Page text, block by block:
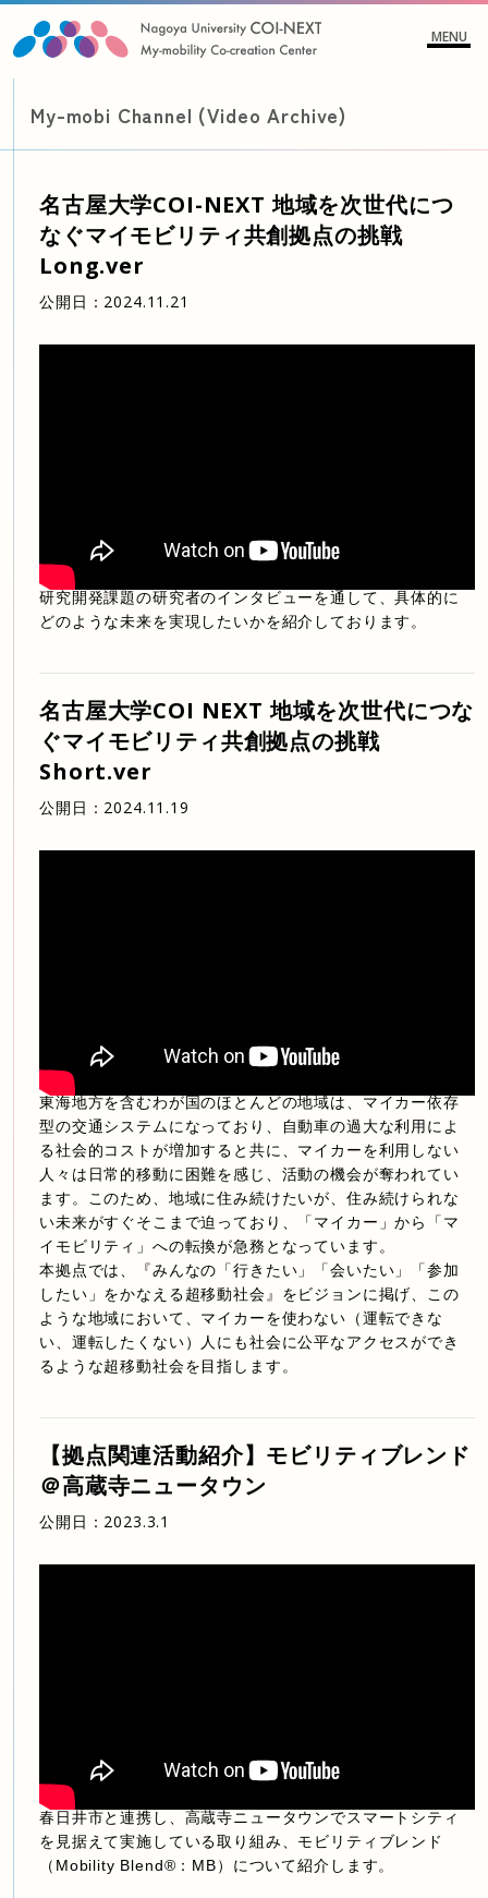
MENU
My-mobi Channel (Video Archive)
名古屋大学COI-NEXT 地域を次世代につ
なぐマイモビリティ共創拠点の挑戦
Long.ver
公開日： 2024.11.21
研究開発課題の研究者のインタビューを通して、具体的に
どのような未来を実現したいかを紹介しております。
名古屋大学COI NEXT 地域を次世代につな
ぐマイモビリティ共創拠点の挑戦
Short.ver
公開日： 2024.11.19
東海地⽅を含むわが国のほとんどの地域は、マイカー依存
型の交通システムになっており、⾃動⾞の過⼤な利⽤によ
る社会的コストが増加すると共に、マイカーを利⽤しない
⼈々は⽇常的移動に困難を感じ、活動の機会が奪われてい
ます。このため、地域に住み続けたいが、住み続けられな
い未来がすぐそこまで迫っており、「マイカー」から「マ
イモビリティ」への転換が急務となっています。
本拠点では、『みんなの「⾏きたい」「会いたい」「参加
したい」をかなえる超移動社会』をビジョンに掲げ、この
ような地域において、マイカーを使わない（運転できな
い、運転したくない）⼈にも社会に公平なアクセスができ
るような超移動社会を⽬指します。
【拠点関連活動紹介】モビリティブレンド
＠高蔵寺ニュータウン
公開日： 2023.3.1
春日井市と連携し、高蔵寺ニュータウンでスマートシティ
を見据えて実施している取り組み、モビリティブレンド
（Mobility Blend®：MB）について紹介します。